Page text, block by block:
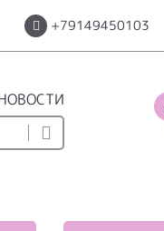
+79149450103